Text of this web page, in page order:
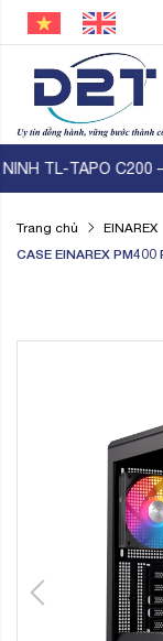
WORKSHOP
Trang chủ EINAREX
CASE EINAREX PM400